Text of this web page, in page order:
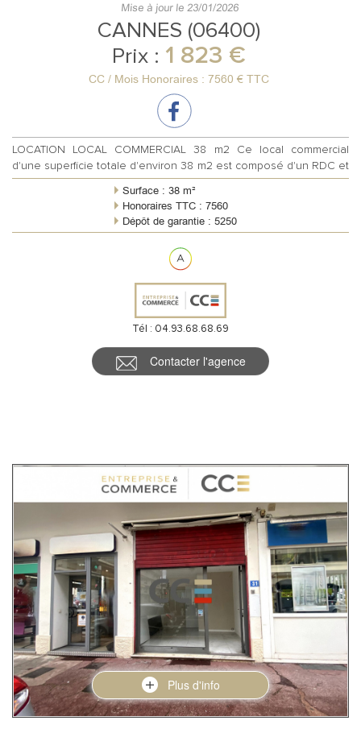
Mise à jour le 23/01/2026
CANNES (06400)
Prix : 1 823 €
CC / Mois Honoraires : 7560 € TTC
LOCATION LOCAL COMMERCIAL 38 m2 Ce local commercial
d'une superficie totale d'environ 38 m2 est composé d'un RDC et
d'un sous-sol dont l'accès ...
Surface : 38 m²
Honoraires TTC : 7560
Dépôt de garantie : 5250
Règlement charges : Forfaitaires mensuelles
Meublé : Non
Tél : 04.93.68.68.69
Contacter l'agence
Plus d'info